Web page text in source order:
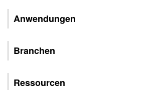
Anwendungen
Branchen
Ressourcen